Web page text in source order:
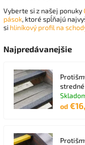
Vyberte si z našej ponuky
pások, ktoré spĺňajú
si hliníkový profil na
Najpredávanejšie
od